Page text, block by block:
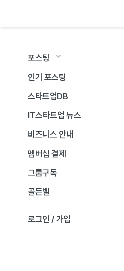
포스팅
인기 포스팅
스타트업DB
IT스타트업 뉴스
비즈니스 안내
멤버십 결제
그룹구독
골든벨
로그인 / 가입